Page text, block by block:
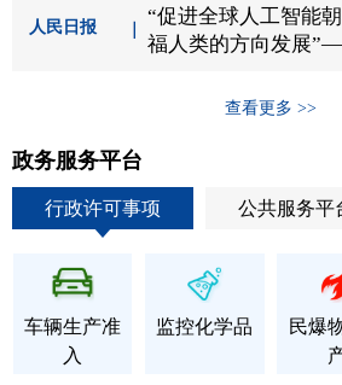
人民日报
“促进全球人工智能
福人类的方向发展
查看更多 >>
政务服务平台
行政许可事项 公共服务平
车辆生产准
入
监控化学品
民爆